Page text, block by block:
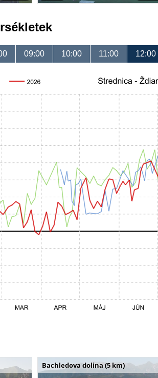
09:00 10:00 11:00 12:00
Bachledova dolina (5 km)